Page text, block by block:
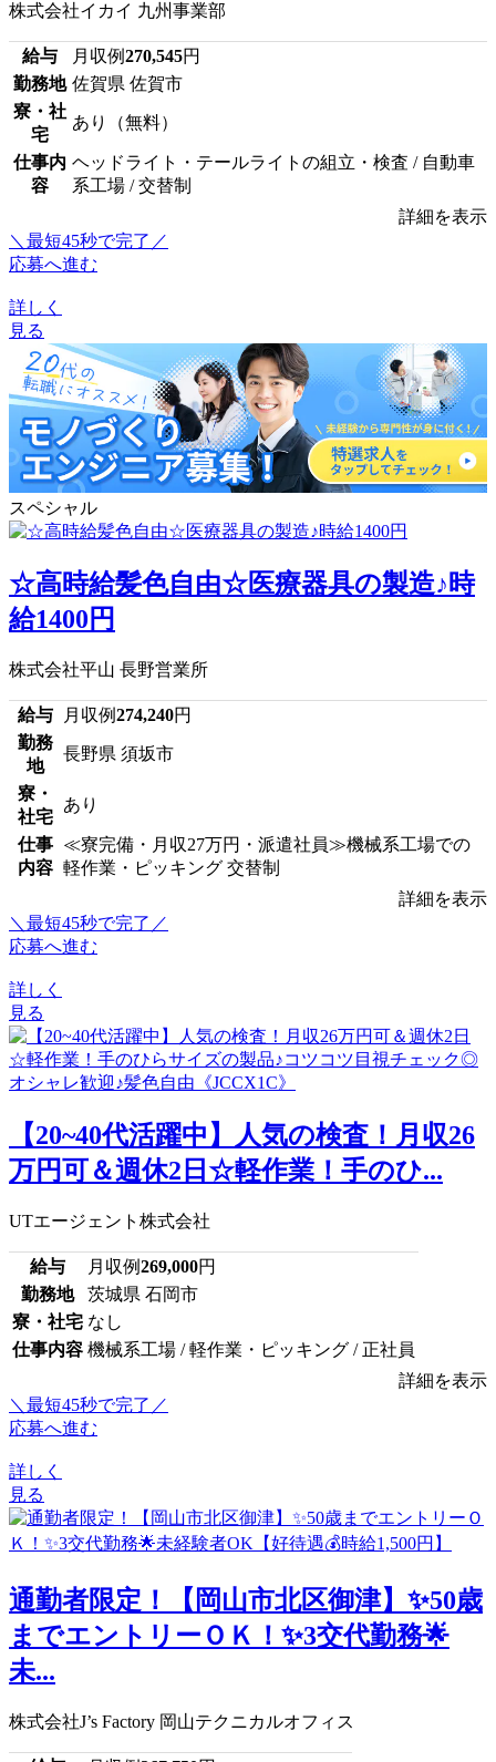
株式会社イカイ 九州事業部
給与 月収例270,545円
勤務地 佐賀県 佐賀市
寮・社
宅
あり（無料）
仕事内
容
ヘッドライト・テールライトの組立・検査 / 自動車
系工場 / 交替制
詳細を表示
＼最短45秒で完了／
応募へ進む
詳しく
見る
スペシャル
☆高時給髪色自由☆医療器具の製造♪時
給1400円
株式会社平山 長野営業所
給与 月収例274,240円
勤務
地
長野県 須坂市
寮・
社宅
あり
仕事
内容
≪寮完備・月収27万円・派遣社員≫機械系工場での
軽作業・ピッキング 交替制
詳細を表示
＼最短45秒で完了／
応募へ進む
詳しく
見る
【20~40代活躍中】人気の検査！月収26
万円可＆週休2日☆軽作業！手のひ...
UTエージェント株式会社
給与 月収例269,000円
勤務地
茨城県 石岡市
寮・社宅 なし
仕事内容 機械系工場 / 軽作業・ピッキング / 正社員
詳細を表示
＼最短45秒で完了／
応募へ進む
詳しく
見る
通勤者限定！【岡山市北区御津】✨50歳
までエントリーＯＫ！✨3交代勤務🌟
未...
株式会社J’s Factory 岡山テクニカルオフィス